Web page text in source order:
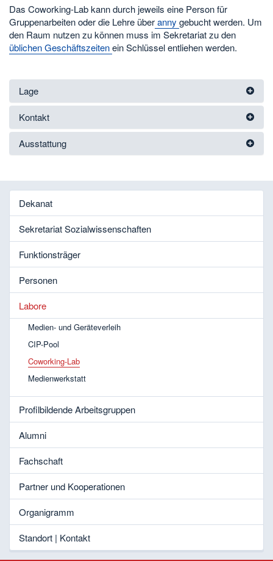
Das Coworking-Lab kann durch jeweils eine Person für
Gruppenarbeiten oder die Lehre überanny gebucht werden. Um
den Raum nutzen zu können muss im Sekretariat zu den
üblichen Geschäftszeitenein Schlüssel entliehen werden.
Lage
Kontakt
Ausstattung
Dekanat
Sekretariat Sozialwissenschaften
Funktionsträger
Personen
Labore
Medien- und Geräteverleih
CIP-Pool
Coworking-Lab
Medienwerkstatt
Profilbildende Arbeitsgruppen
Alumni
Fachschaft
Partner und Kooperationen
Organigramm
Standort | Kontakt